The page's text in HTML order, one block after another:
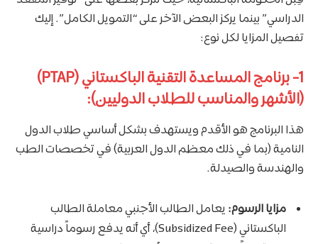
الدراسي” بينما يركز البعض الآخر على “التمويل الكامل”. إليك
تفصيل المزايا لكل نوع:
1- برنامج المساعدة التقنية الباكستاني (PTAP)
(الأشهر والمناسب للطلاب الدوليين):
هذا البرنامج هو الأقدم ويستهدف بشكل أساسي طلاب الدول
النامية (بما في ذلك معظم الدول العربية) في تخصصات الطب
والهندسة والصيدلة.
مزايا الرسوم: يعامل الطالب الأجنبي معاملة الطالب
الباكستاني (Subsidized Fee)، أي أنه يدفع رسوماً دراسية